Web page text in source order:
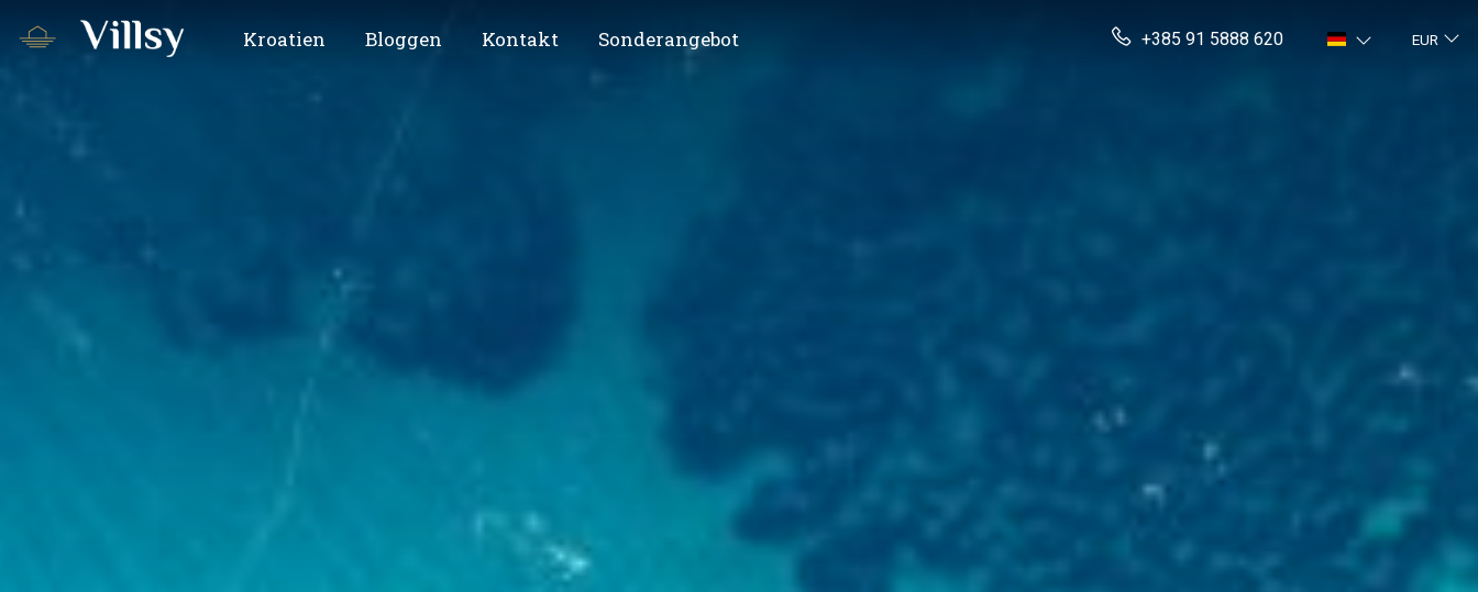
Kroatien Bloggen Kontakt Sonderangebot +385 91 5888 620 EUR